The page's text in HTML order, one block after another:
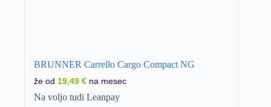
BRUNNER Carrello Cargo Compact NG
že od 19,49 € na mesec
Na voljo tudi Leanpay